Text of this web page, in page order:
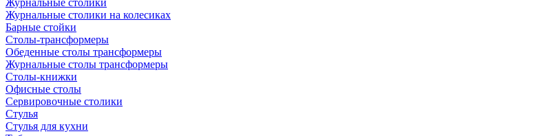
Журнальные столики
Журнальные столики на колесиках
Барные стойки
Столы-трансформеры
Обеденные столы трансформеры
Журнальные столы трансформеры
Столы-книжки
Офисные столы
Сервировочные столики
Стулья
Стулья для кухни